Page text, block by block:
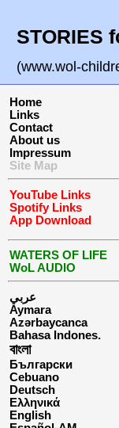
STORIES
(www.wol-
Home
Links
Contact
About us
Impressum
Site Map
YouTube Links
Spotify Links
App Download
WATERS OF LIFE
WoL AUDIO
عربي
Aymara
Azərbaycanca
Bahasa Indones.
বাংলা
Български
Cebuano
Deutsch
Ελληνικά
English